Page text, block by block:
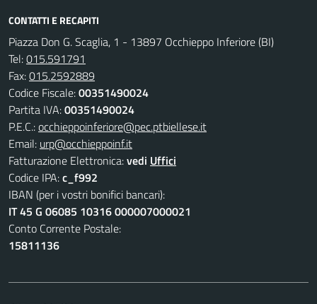
CONTATTI E RECAPITI
Piazza Don G. Scaglia, 1 - 13897 Occhieppo Inferiore (BI)
Tel:015.591791
Fax:015.2592889
Codice Fiscale:00351490024
Partita IVA:00351490024
P.E.C.:occhieppoinferiore@pec.ptbiellese.it
Email: urp@occhieppoinf.it
Fatturazione Elettronica:vedi Uffici
Codice IPA:c_f992
IBAN (per i vostri bonifici bancari):
IT 45 G 06085 10316 000007000021
Conto Corrente Postale:
15811136